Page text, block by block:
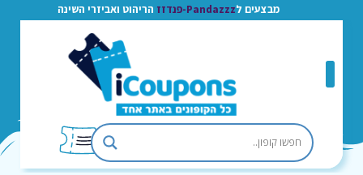
מבצעים ל Pandazzz-פנדזז הריהוט ואביזרי השינה